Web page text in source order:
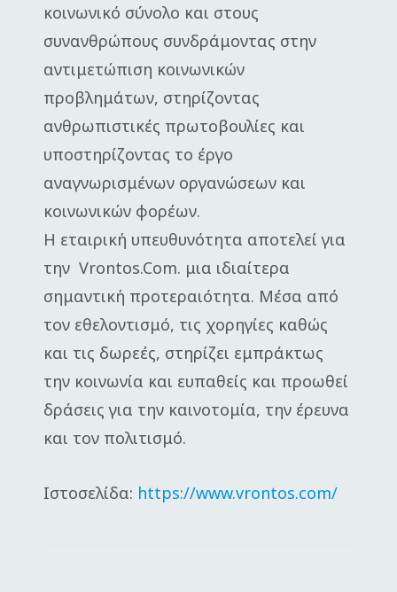
κοινωνικό σύνολο και στους
συνανθρώπους συνδράμοντας στην
αντιμετώπιση κοινωνικών
προβλημάτων, στηρίζοντας
ανθρωπιστικές πρωτοβουλίες και
υποστηρίζοντας το έργο
αναγνωρισμένων οργανώσεων και
κοινωνικών φορέων.
Η εταιρική υπευθυνότητα αποτελεί για
την Vrontos.Com. μια ιδιαίτερα
σημαντική προτεραιότητα. Μέσα από
τον εθελοντισμό, τις χορηγίες καθώς
και τις δωρεές, στηρίζει εμπράκτως
την κοινωνία και ευπαθείς και προωθεί
δράσεις για την καινοτομία, την έρευνα
και τον πολιτισμό.
Ιστοσελίδα: https://www.vrontos.com/